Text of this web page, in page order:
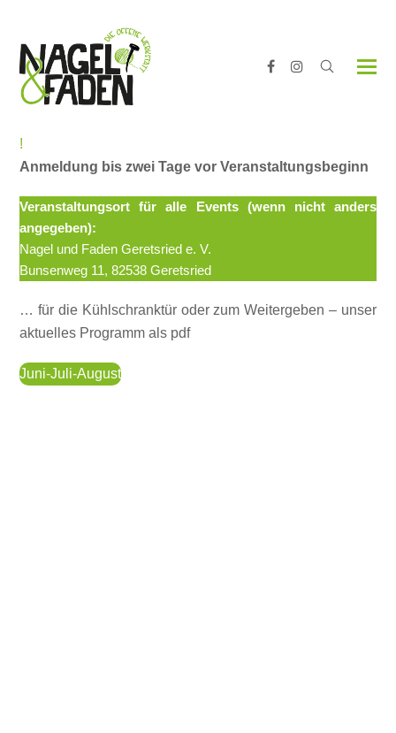
Facebook
Instagram
!
Anmeldung bis zwei Tage vor Veranstaltungsbeginn
Veranstaltungsort für alle Events (wenn nicht anders
angegeben):
Nagel und Faden Geretsried e. V.
Bunsenweg 11, 82538 Geretsried
… für die Kühlschranktür oder zum Weitergeben – unser
aktuelles Programm als pdf
Juni-Juli-August